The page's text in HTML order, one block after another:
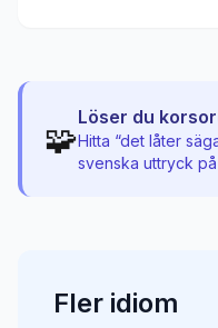
🧩
Löser du
Hitta “det låter
svenska uttryck på
Fler idiom